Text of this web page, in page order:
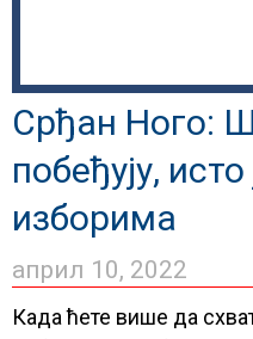
Срђан Ного:
побеђују, исто
изборима
април 10, 2022
Када ћете више да